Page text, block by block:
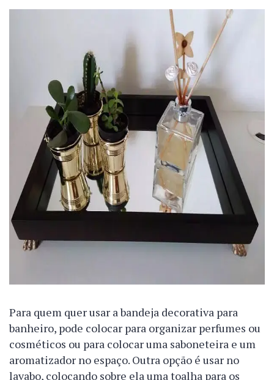
Para quem quer usar a bandeja decorativa para
banheiro, pode colocar para organizar perfumes ou
cosméticos ou para colocar uma saboneteira e um
aromatizador no espaço. Outra opção é usar no
lavabo, colocando sobre ela uma toalha para os